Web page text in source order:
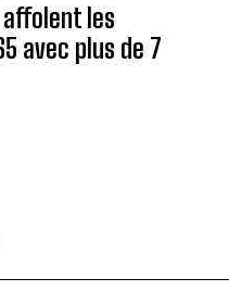
affolent les
avec plus de 7